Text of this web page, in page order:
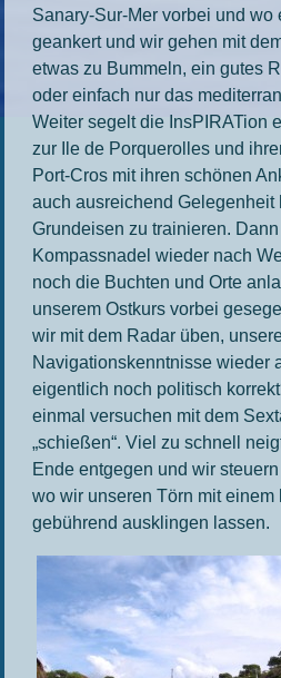
Sanary-Sur-Mer vorbei und wo
geankert und wir gehen mit
etwas zu Bummeln, ein gutes
oder einfach nur das
Weiter segelt die InsPIRATion
zur Ile de Porquerolles und
Port-Cros mit ihren schönen
auch ausreichend Gelegenheit
Grundeisen zu trainieren.
Kompassnadel wieder nach
noch die Buchten und Orte
unserem Ostkurs vorbei
wir mit dem Radar üben,
Navigationskenntnisse wieder
eigentlich noch politisch
einmal versuchen mit dem
„schießen“. Viel zu schnell
Ende entgegen und wir
wo wir unseren Törn mit einem
gebührend ausklingen lassen.